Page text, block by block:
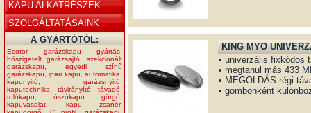
KAPU ALKATRÉSZEK
SZOLGÁLTATÁSAINK
A GYÁRTÓTÓL:
Ecotor garázskapu gyártás
hõszigetelt garázsajtó
szekcionált
garázskapu
egyedi színû
garázskapu ,ipari kapu ,automatika
kapunyitó
garázsnyitó
kaputechnika
távirányító, távadó
tolókapu
úszókapu görgõ
kapuvasalat
kapu zsanér,
KING MYO
• univerzális fixkódos
• megtanul más 433
• MEGOLDÁS régi
• gombonként